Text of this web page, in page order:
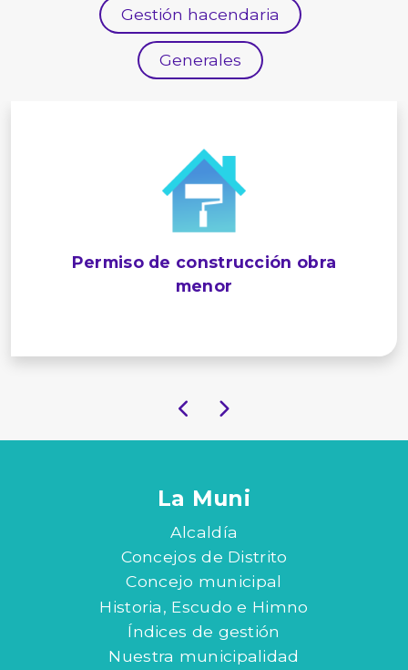
Gestión hacendaria
Generales
Permiso de construcción obra
menor
La Muni
Alcaldía
Concejos de Distrito
Concejo municipal
Historia, Escudo e Himno
Índices de gestión
Nuestra municipalidad